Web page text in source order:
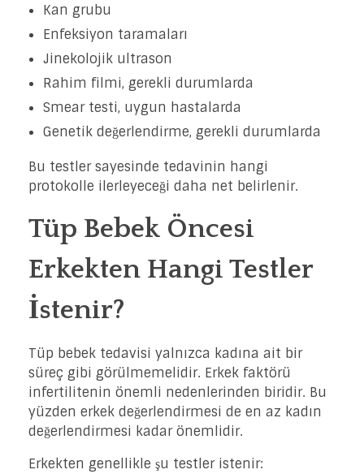
Kan grubu
Enfeksiyon taramaları
Jinekolojik ultrason
Rahim filmi, gerekli durumlarda
Smear testi, uygun hastalarda
Genetik değerlendirme, gerekli durumlarda
Bu testler sayesinde tedavinin hangi
protokolle ilerleyeceği daha net belirlenir.
Tüp Bebek Öncesi
Erkekten Hangi Testler
İstenir?
Tüp bebek tedavisi yalnızca kadına ait bir
süreç gibi görülmemelidir. Erkek faktörü
infertilitenin önemli nedenlerinden biridir. Bu
yüzden erkek değerlendirmesi de en az kadın
değerlendirmesi kadar önemlidir.
Erkekten genellikle şu testler istenir: